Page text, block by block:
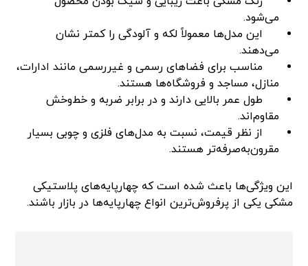
می‌شود.
این مدل‌ها معمولاً لکه و آلودگی را کمتر نشان
می‌دهند.
مناسب برای فضاهای رسمی و غیررسمی مانند ادارات،
منازل، مساجد و فروشگاه‌ها هستند.
طول عمر بالایی دارند و در برابر ضربه و خط‌وخش
مقاوم‌اند.
از نظر قیمت، نسبت به مدل‌های فلزی و چوبی بسیار
مقرون‌به‌صرفه‌تر هستند.
این ویژگی‌ها باعث شده است که چهارپایه‌های پلاستیکی
مشکی یکی از پرفروش‌ترین انواع چهارپایه‌ها در بازار باشند.